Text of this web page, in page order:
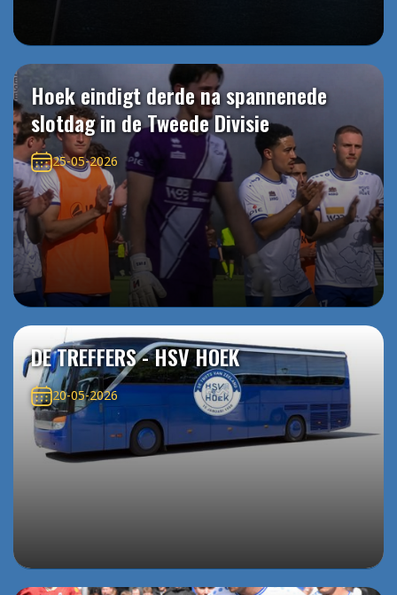
Hoek eindigt derde na spannenede
slotdag in de Tweede Divisie
25-05-2026
DE TREFFERS - HSV HOEK
20-05-2026